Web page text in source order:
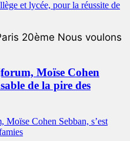
20ème Nous voulons
Moïse Cohen
de la pire des